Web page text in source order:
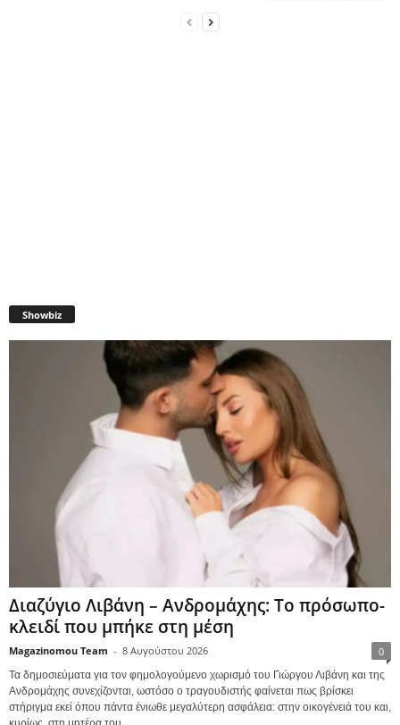
Showbiz
Διαζύγιο Λιβάνη – Ανδρομάχης: Το πρόσωπο-
κλειδί που μπήκε στη μέση
Magazinomou Team - 8 Αυγούστου 2026 0
Τα δημοσιεύματα για τον φημολογούμενο χωρισμό του Γιώργου Λιβάνη και της
Ανδρομάχης συνεχίζονται, ωστόσο ο τραγουδιστής φαίνεται πως βρίσκει
στήριγμα εκεί όπου πάντα ένιωθε μεγαλύτερη ασφάλεια: στην οικογένειά του και,